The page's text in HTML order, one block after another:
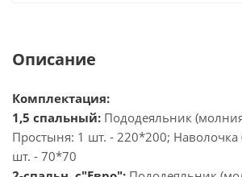
Описание
Комплектация:
1,5 спальный: Пододеяльник
Простыня: 1 шт. - 220*200; Наволочка
шт. - 70*70